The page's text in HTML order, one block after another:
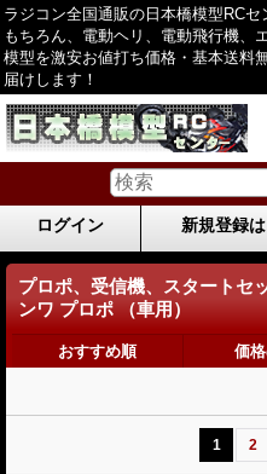
ラジコン全国通販の日本橋模型RC
もちろん、電動ヘリ、電動飛行機、
模型を激安お値打ち価格・基本送料
届けします！
ログイン 新規登録
プロポ、受信機、スタートセ
ンワ プロポ （車用）
おすすめ順 価
1 2